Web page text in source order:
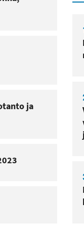
ja